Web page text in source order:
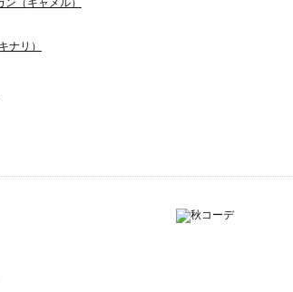
（キャメル）
ナリ）